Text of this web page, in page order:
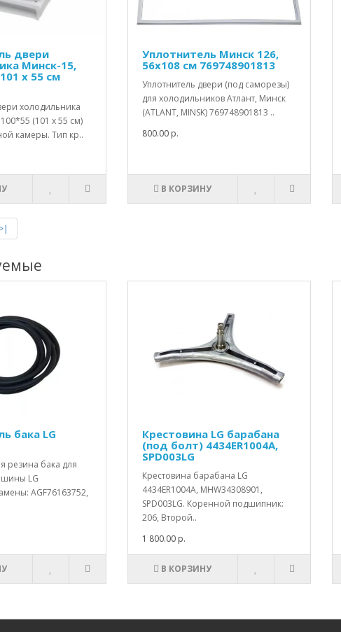
двери
Минск-15,
x 55 см
холодильника
(101 x 55 см)
камеры. Тип кр..
Уплотнитель Минск 126,
56х108 см 769748901813
Уплотнитель двери (под саморезы)
для холодильников Атлант, Минск
(ATLANT, MINSK) 769748901813 ..
800.00 р.
В КОРЗИНУ
>|
бака LG
резина бака для
LG
AGF76163752,
Крестовина LG барабана
(под болт) 4434ER1004A,
SPD003LG
Крестовина барабана LG
4434ER1004A, MHW34308901,
SPD003LG. Коренной подшипник:
206, Второй..
1 800.00 р.
В КОРЗИНУ